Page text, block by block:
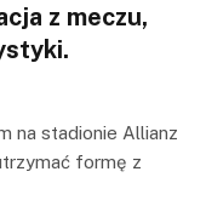
z meczu,
na stadionie Allianz
formę z